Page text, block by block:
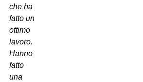
che ha
fatto un
ottimo
lavoro.
Hanno
fatto
una